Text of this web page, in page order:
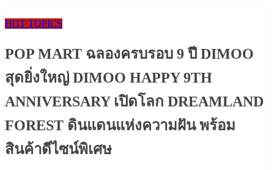
HOT TOPICS
POP MART ฉลองครบรอบ 9 ปี DIMOO
สุดยิ่งใหญ่ DIMOO HAPPY 9TH
ANNIVERSARY เปิดโลก DREAMLAND
FOREST ดินแดนแห่งความฝัน พร้อม
สินค้าดีไซน์พิเศษ